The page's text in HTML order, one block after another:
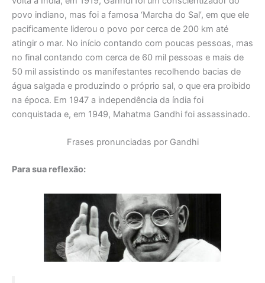
povo indiano, mas foi a famosa ‘Marcha do Sal’, em que ele
pacificamente liderou o povo por cerca de 200 km até
atingir o mar. No início contando com poucas pessoas, mas
no final contando com cerca de 60 mil pessoas e mais de
50 mil assistindo os manifestantes recolhendo bacias de
água salgada e produzindo o próprio sal, o que era proibido
na época. Em 1947 a independência da índia foi
conquistada e, em 1949, Mahatma Gandhi foi assassinado.
Frases pronunciadas por Gandhi
Para sua reflexão: